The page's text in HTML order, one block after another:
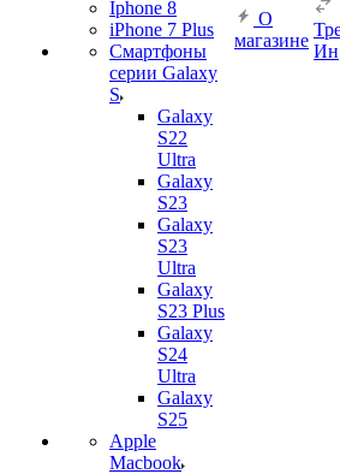
Iphone 8
iPhone 7 Plus
Смартфоны
серии Galaxy
S
Galaxy
S22
Ultra
Galaxy
S23
Galaxy
S23
Ultra
Galaxy
S23 Plus
Galaxy
S24
Ultra
Galaxy
S25
Apple
Macbook
О
магазине
Ин